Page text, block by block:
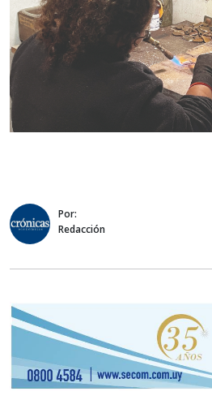
Por:
Redacción